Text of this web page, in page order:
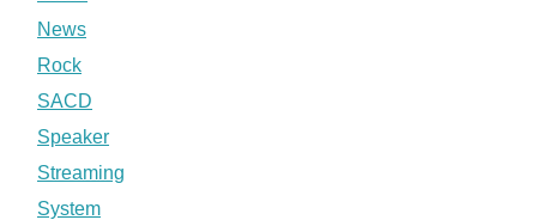
News
Rock
SACD
Speaker
Streaming
System